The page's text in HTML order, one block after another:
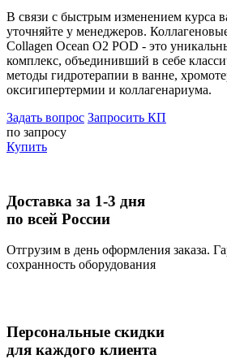
В связи с быстрым изменением курса
уточняйте у менеджеров.
Collagen Ocean O2 POD - это
комплекс, объединивший в себе
методы гидротерапии в ванне,
оксигипертермии и коллагенариума.
Задать вопрос Запросить КП
по запросу
Купить
Доставка за 1-3 дня
по всей России
Отгрузим в день оформления заказа.
сохранность оборудования
Персональные скидки
для каждого клиента